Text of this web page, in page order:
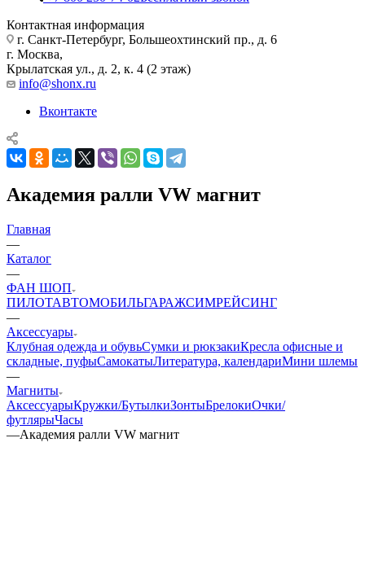
Контактная информация
г. Санкт-Петербург, Большеохтинский пр., д. 6
г. Москва,
Крылатская ул., д. 2, к. 4 (2 этаж)
info@shonx.ru
Вконтакте
Академия ралли VW магнит
Главная
—
Каталог
—
ФАН ШОП
ПИЛОТАВТОМОБИЛЬГАРАЖСИМРЕЙСИНГ
—
Аксессуары
Клубная одежда и обувьСумки и рюкзакиКресла офисные и
складные, пуфыСамокатыЛитература, календариМини шлемы
—
Магниты
АксессуарыКружки/БутылкиЗонтыБрелокиОчки/
футлярыЧасы
—Академия ралли VW магнит